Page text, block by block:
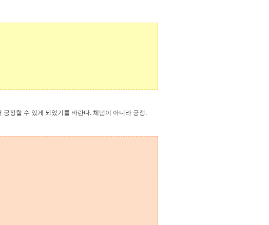
정할 수 있게 되었기를 바란다. 체념이 아니라 긍정.